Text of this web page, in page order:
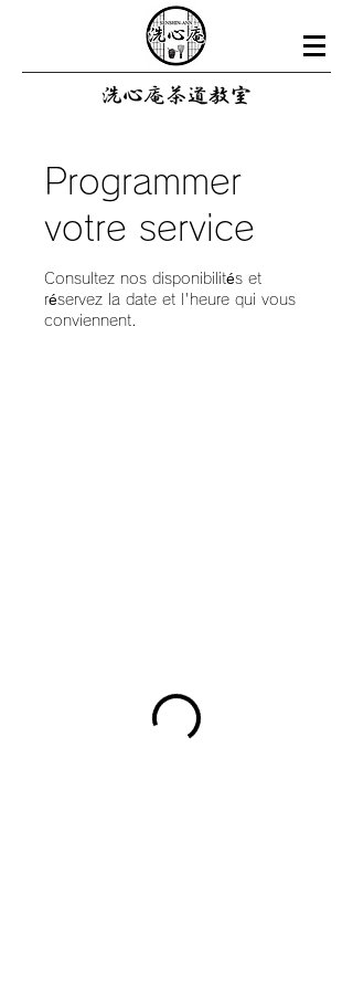
Programmer
votre service
Consultez nos disponibilités et
réservez la date et l'heure qui vous
conviennent.